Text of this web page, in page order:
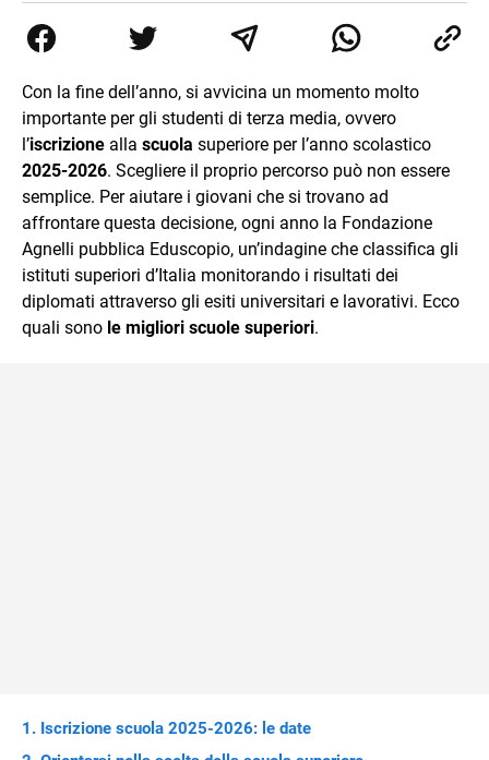
di trasformare la passione per la scrittura in un lavoro, e
da lì non mi sono più fermata. L’attualità è il mio pane
mente.
Con la fine dell’anno, si avvicina un momento molto
importante per gli studenti di terza media, ovvero
l’iscrizione alla scuola superiore per l’anno scolastico
2025-2026. Scegliere il proprio percorso può non essere
semplice. Per aiutare i giovani che si trovano ad
affrontare questa decisione, ogni anno la Fondazione
Agnelli pubblica Eduscopio, un’indagine che classifica gli
istituti superiori d’Italia monitorando i risultati dei
diplomati attraverso gli esiti universitari e lavorativi. Ecco
quali sono le migliori scuole superiori.
Iscrizione scuola 2025-2026: le date